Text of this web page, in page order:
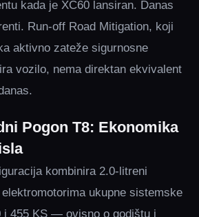
kada je XC60 lansiran. Danas
Run-off Road Mitigation, koji
aktivno zateže sigurnosne
vozilo, nema direktan ekvivalent
Pogon T8: Ekonomika
kombinira 2.0-litreni
ukupne sistemske
i 455 KS — ovisno o godištu i